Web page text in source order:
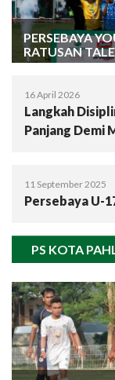
PERSEBAYA
RATUSAN
16 April 2026
Langkah
Panjang Demi
11 September 2025
Persebaya U-
PS KOTA